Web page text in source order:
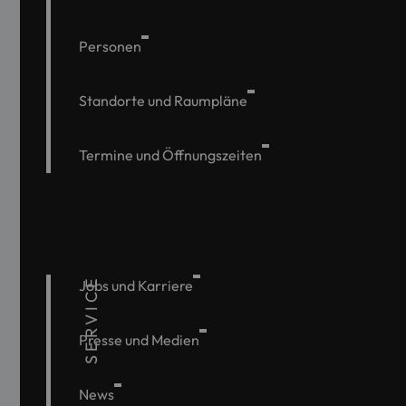
Personen
Standorte und Raumpläne
Termine und Öffnungszeiten
SERVICE
Jobs und Karriere
Presse und Medien
News